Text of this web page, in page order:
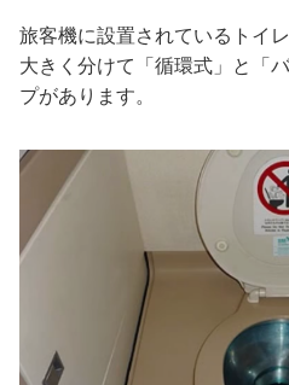
旅客機に設置されているトイ
大きく分けて「循環式」と「
プがあります。